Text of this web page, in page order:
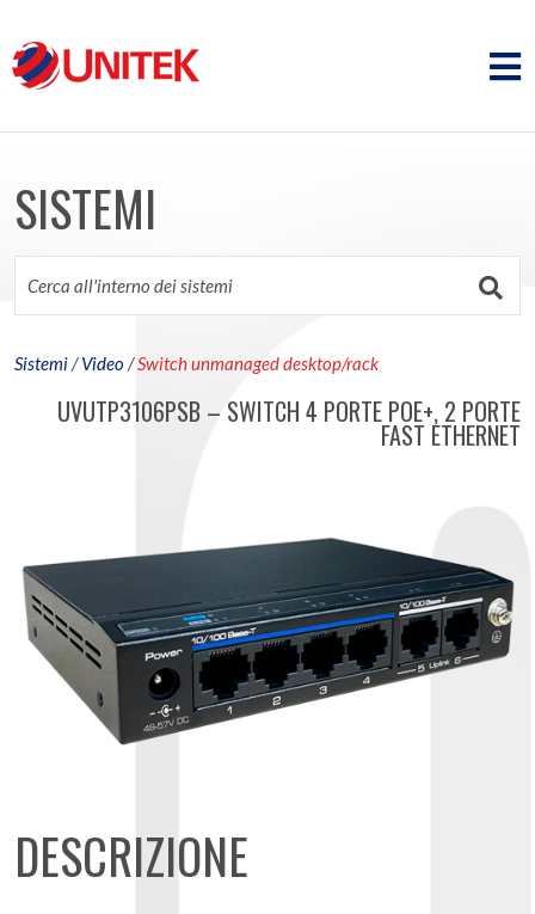
SISTEMI
Sistemi/Video/Switch unmanaged desktop/rack
UVUTP3106PSB – SWITCH 4 PORTE POE+, 2 PORTE
FAST ETHERNET
DESCRIZIONE